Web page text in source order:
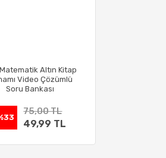
Altın Kitap
Video Çözümlü
Soru Bankası
75,00 TL
49,99 TL